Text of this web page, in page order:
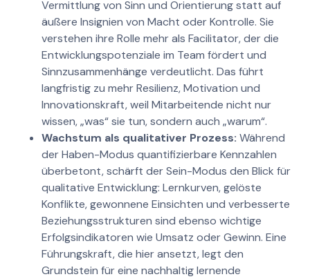
Vermittlung von Sinn und Orientierung statt auf
äußere Insignien von Macht oder Kontrolle. Sie
verstehen ihre Rolle mehr als Facilitator, der die
Entwicklungspotenziale im Team fördert und
Sinnzusammenhänge verdeutlicht. Das führt
langfristig zu mehr Resilienz, Motivation und
Innovationskraft, weil Mitarbeitende nicht nur
wissen, „was“ sie tun, sondern auch „warum“.
Wachstum als qualitativer Prozess: Während
der Haben-Modus quantifizierbare Kennzahlen
überbetont, schärft der Sein-Modus den Blick für
qualitative Entwicklung: Lernkurven, gelöste
Konflikte, gewonnene Einsichten und verbesserte
Beziehungsstrukturen sind ebenso wichtige
Erfolgsindikatoren wie Umsatz oder Gewinn. Eine
Führungskraft, die hier ansetzt, legt den
Grundstein für eine nachhaltig lernende